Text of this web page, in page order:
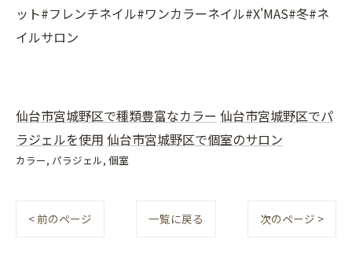
ット#フレンチネイル#ワンカラーネイル#X'MAS#冬#ネ
イルサロン
仙台市宮城野区で種類豊富なカラー 仙台市宮城野区でパ
ラジェルを使用 仙台市宮城野区で個室のサロン
カラー パラジェル 個室
< 前のページ 一覧に戻る 次のページ >